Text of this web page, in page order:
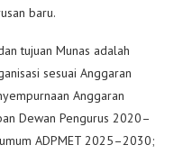
baru.
tujuan Munas adalah
sesuai Anggaran
Anggaran
Dewan Pengurus 2020–
ADPMET 2025–2030;